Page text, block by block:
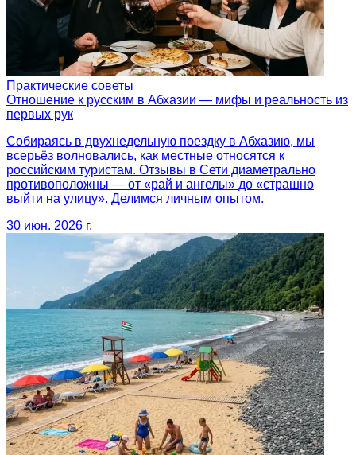
Практические советы
Отношение к русским в Абхазии — мифы и реальность из
первых рук
Собираясь в двухнедельную поездку в Абхазию, мы
всерьёз волновались, как местные относятся к
российским туристам. Отзывы в Сети диаметрально
противоположны — от «рай и ангелы» до «страшно
выйти на улицу». Делимся личным опытом.
30 июн. 2026 г.